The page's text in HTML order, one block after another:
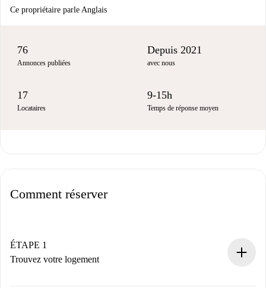
Ce propriétaire parle Anglais
76
Annonces publiées
Depuis 2021
avec nous
17
Locataires
9-15h
Temps de réponse moyen
Comment réserver
ÉTAPE 1
Trouvez votre logement